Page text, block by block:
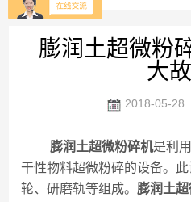
膨润土超微粉
大
2018-05-28
膨润土超微粉碎机是利
干性物料超微粉碎的设备。
轮、研磨轨等组成。 膨润土